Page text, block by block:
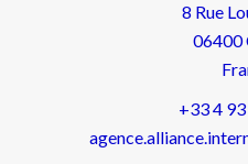
8 Rue
06400
+33 4